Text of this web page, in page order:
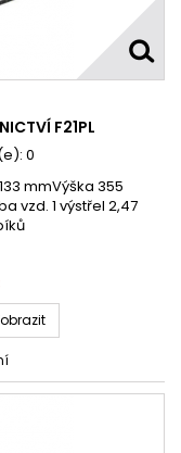
F21PL
0
mmVýška 355
vzd. 1 výstřel 2,47